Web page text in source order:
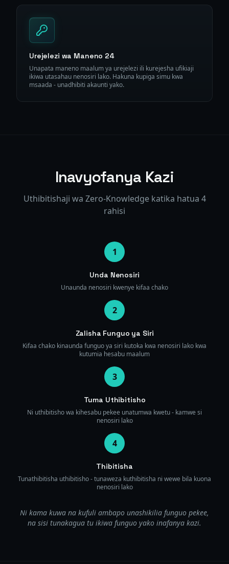
Urejelezi wa Maneno 24
Unapata maneno maalum ya urejelezi ili kurejesha ufikiaji
ikiwa utasahau nenosiri lako. Hakuna kupiga simu kwa
msaada - unadhibiti akaunti yako.
Inavyofanya Kazi
Uthibitishaji wa Zero-Knowledge katika hatua 4
rahisi
1
Unda Nenosiri
Unaunda nenosiri kwenye kifaa chako
2
Zalisha Funguo ya Siri
Kifaa chako kinaunda funguo ya siri kutoka kwa nenosiri lako kwa
kutumia hesabu maalum
3
Tuma Uthibitisho
Ni uthibitisho wa kihesabu pekee unatumwa kwetu - kamwe si
nenosiri lako
4
Thibitisha
Tunathibitisha uthibitisho - tunaweza kuthibitisha ni wewe bila kuona
nenosiri lako
Ni kama kuwa na kufuli ambapo unashikilia funguo pekee,
na sisi tunakagua tu ikiwa funguo yako inafanya kazi.